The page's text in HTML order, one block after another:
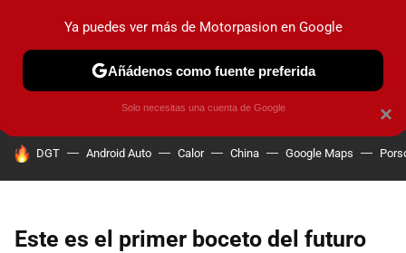
PRUEBAS COCHES ELÉCTRICOS OBSERVATORIO
HOY SE HABLA DE
DGT Android Auto Calor China Google Maps
Este es el primer boceto del futuro
×
Ya puedes ver más de Motorpasion en Google
Añádenos como fuente preferida
Solo necesitas una cuenta de Google